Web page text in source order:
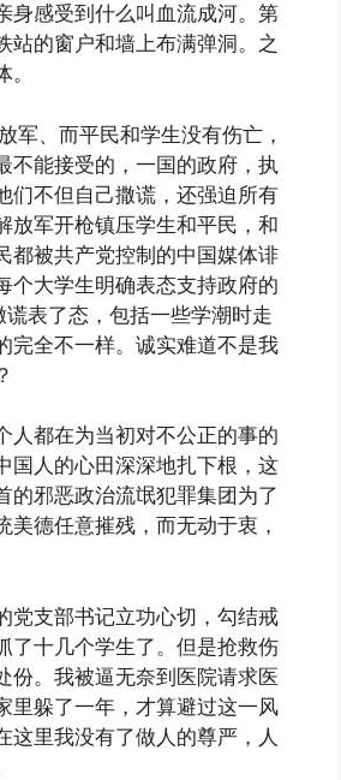
身感受到什么叫血流成河。第
站的窗户和墙上布满弹洞。之
军、而平民和学生没有伤亡，
不能接受的，一国的政府，执
们不但自己撒谎，还强迫所有
放军开枪镇压学生和平民，和
都被共产党控制的中国媒体诽
个大学生明确表态支持政府的
表了态，包括一些学潮时走
完全不一样。诚实难道不是我
人都在为当初对不公正的事的
国人的心田深深地扎下根，这
的邪恶政治流氓犯罪集团为了
德任意摧残，而无动于衷，
党支部书记立功心切，勾结戒
了十几个学生了。但是抢救伤
份。我被逼无奈到医院请求医
里躲了一年，才算避过这一风
这里我没有了做人的尊严，人